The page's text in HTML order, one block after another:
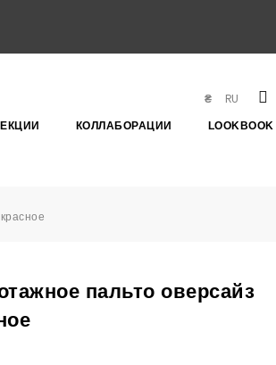
RU
₴
КОЛЛАБОРАЦИИ LOOKBOOK
пальто оверсайз